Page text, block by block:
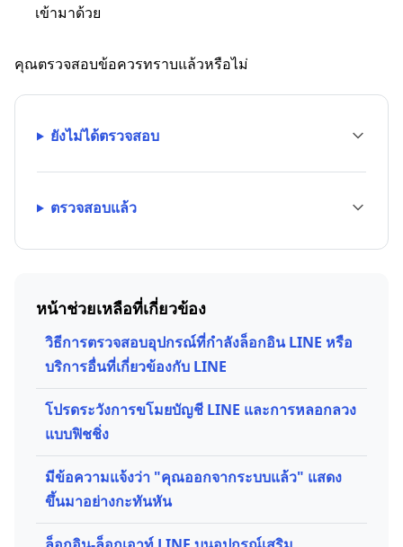
เข้ามาด้วย
คุณตรวจสอบข้อควรทราบแล้วหรือไม่
ยังไม่ได้ตรวจสอบ
ตรวจสอบแล้ว
หน้าช่วยเหลือที่เกี่ยวข้อง
วิธีการตรวจสอบอุปกรณ์ที่กำลังล็อกอิน LINE หรือ
บริการอื่นที่เกี่ยวข้องกับ LINE
โปรดระวังการขโมยบัญชี LINE และการหลอกลวง
แบบฟิชชิ่ง
มีข้อความแจ้งว่า "คุณออกจากระบบแล้ว" แสดง
ขึ้นมาอย่างกะทันหัน